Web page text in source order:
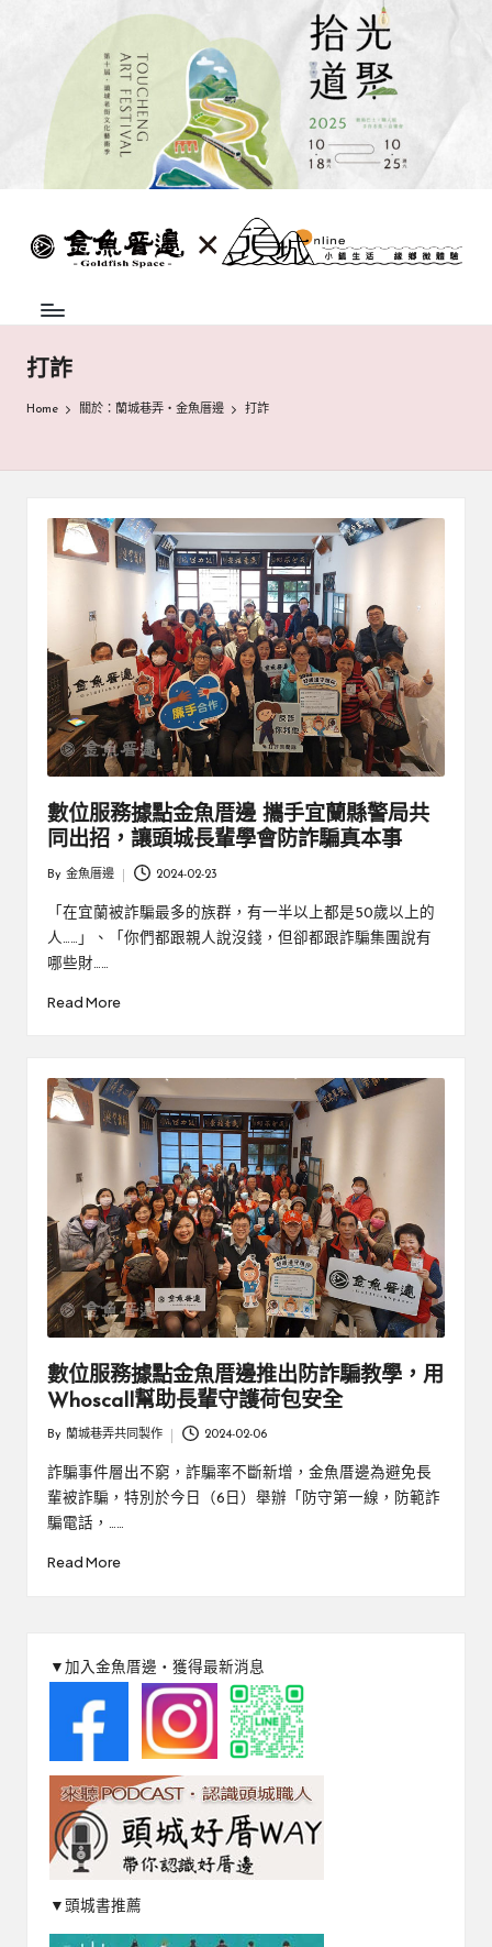
蘭
巷
弄
|
魚
邊
鄉
微
體
驗
城
中
組
致
打詐
Home 關於：蘭城巷弄‧金魚厝邊 打詐
數位服務據點金魚厝邊 攜手宜蘭縣警局共
同出招，讓頭城長輩學會防詐騙真本事
by
By 金魚厝邊 2024-02-23
「在宜蘭被詐騙最多的族群，有一半以上都是50歲以上的
人……」、「你們都跟親人說沒錢，但卻都跟詐騙集團說有
哪些財……
Read More
數位服務據點金魚厝邊推出防詐騙教學，用
Whoscall幫助長輩守護荷包安全
by
By 蘭城巷弄共同製作 2024-02-06
詐騙事件層出不窮，詐騙率不斷新增，金魚厝邊為避免長
輩被詐騙，特別於今日（6日）舉辦「防守第一線，防範詐
騙電話，……
Read More
▼加入金魚厝邊‧獲得最新消息
▼頭城書推薦